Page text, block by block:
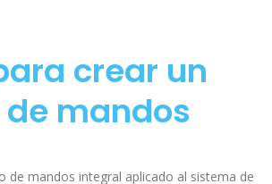
crear un
mandos
de mandos integral aplicado al sistema de